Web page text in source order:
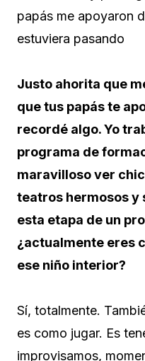
papás me apoyaron
estuviera pasando
Justo ahorita que
que tus papás te
recordé algo. Yo
programa de
maravilloso ver
teatros hermosos y
esta etapa de un
¿actualmente eres
ese niño interior?
Sí, totalmente.
es como jugar. Es
improvisamos,